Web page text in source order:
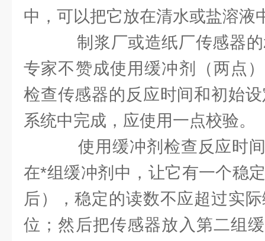
中，可以把它放在清水或盐溶液
制浆厂或造纸厂传感器
专家不赞成使用缓冲剂（两点
检查传感器的反应时间和初始
系统中完成，应使用一点校验。
使用缓冲剂检查反应时
在*组缓冲剂中，让它有一个稳
后），稳定的读数不应超过实
位；然后把传感器放入第二组